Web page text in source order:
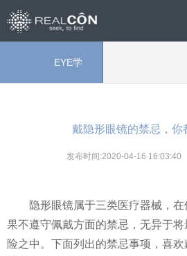
EYE学
戴隐形眼镜的禁忌，你
发布时间:2020-04-16
隐形眼镜属于三类医疗器械，
果不遵守佩戴方面的禁忌，无异于
险之中。下面列出的禁忌事项，喜